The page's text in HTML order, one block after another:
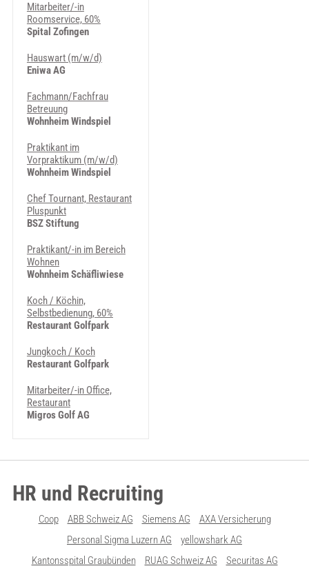
Mitarbeiter/-in
Roomservice, 60%
Spital Zofingen
Hauswart (m/w/d)
Eniwa AG
Fachmann/Fachfrau
Betreuung
Wohnheim Windspiel
Praktikant im
Vorpraktikum (m/w/d)
Wohnheim Windspiel
Chef Tournant, Restaurant
Pluspunkt
BSZ Stiftung
Praktikant/-in im Bereich
Wohnen
Wohnheim Schäfliwiese
Koch / Köchin,
Selbstbedienung, 60%
Restaurant Golfpark
Jungkoch / Koch
Restaurant Golfpark
Mitarbeiter/-in Office,
Restaurant
Migros Golf AG
HR und Recruiting
Coop ABB Schweiz AG Siemens AG
AXA Versicherung
Personal Sigma Luzern AG
yellowshark AG
Kantonsspital Graubünden
RUAG Schweiz AG Securitas AG